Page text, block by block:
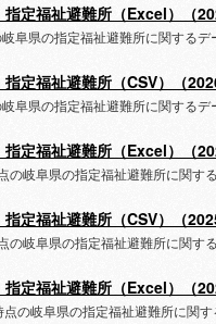
指定福祉避難所（Excel）（
阜県の指定福祉避難所に関するデ
指定福祉避難所（CSV）（
阜県の指定福祉避難所に関するデ
指定福祉避難所（Excel）（
の岐阜県の指定福祉避難所に関す
指定福祉避難所（CSV）（
の岐阜県の指定福祉避難所に関す
指定福祉避難所（Excel）（
の岐阜県の指定福祉避難所に関す